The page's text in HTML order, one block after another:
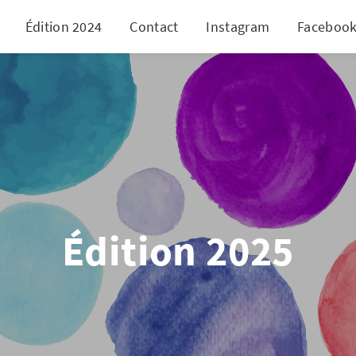
Édition 2024 Contact Instagram Facebook
Édition 2025